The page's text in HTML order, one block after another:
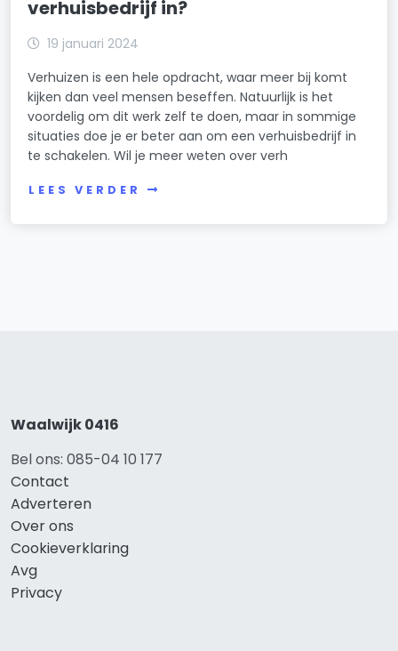
verhuisbedrijf in?
19 januari 2024
Verhuizen is een hele opdracht, waar meer bij komt
kijken dan veel mensen beseffen. Natuurlijk is het
voordelig om dit werk zelf te doen, maar in sommige
situaties doe je er beter aan om een verhuisbedrijf in
te schakelen. Wil je meer weten over verh
LEES VERDER
Waalwijk 0416
Bel ons: 085-04 10 177
Contact
Adverteren
Over ons
Cookieverklaring
Avg
Privacy